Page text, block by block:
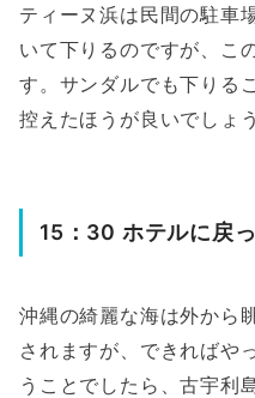
ティーヌ浜は民間の駐車
いて下りるのですが、こ
す。サンダルでも下りる
控えたほうが良いでしょう
15：30 ホテルに戻
沖縄の綺麗な海は外から
されますが、できればや
うことでしたら、古宇利